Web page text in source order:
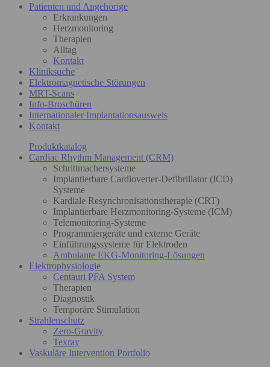
Patienten und Angehörige
Erkrankungen
Herzmonitoring
Therapien
Alltag
Kontakt
Kliniksuche
Elektromagnetische Störungen
MRT-Scans
Info-Broschüren
Internationaler Implantationsausweis
Kontakt
Produktkatalog
Cardiac Rhythm Management (CRM)
Schrittmachersysteme
Implantierbare Cardioverter-Defibrillator (ICD)
Systeme
Kardiale Resynchronisationstherapie (CRT)
Implantierbare Herzmonitoring-Systeme (ICM)
Telemonitoring-Systeme
Programmiergeräte und externe Geräte
Einführungssysteme für Elektroden
Ambulante EKG-Monitoring-Lösungen
Elektrophysiologie
Centauri PFA System
Therapien
Diagnostik
Temporäre Stimulation
Strahlenschutz
Zero-Gravity
Texray
Vaskuläre Intervention Portfolio